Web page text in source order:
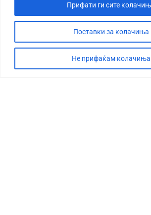
Поставки за колачиња
Не прифаќам колачиња
Прифати ги сите